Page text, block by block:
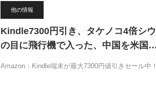
他の情報
Kindle7300円引き、タケノコ4倍シ
の目に飛行機で入った、中国を米国…
Amazon：Kindle端末が最大7300円値引きセール中